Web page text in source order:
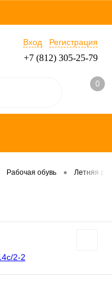
Вход Регистрация
+7 (812) 305-25-79
0
Рабочая обувь • Летняя